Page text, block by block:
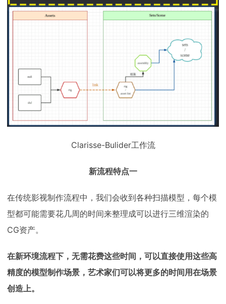
Clarisse-Bulider工作流
新流程特点一
在传统影视制作流程中，我们会收到各种扫描模型，每个模
型都可能需要花几周的时间来整理成可以进行三维渲染的
CG资产。
在新环境流程下，无需花费这些时间，可以直接使用这些高
精度的模型制作场景，艺术家们可以将更多的时间用在场景
创造上。